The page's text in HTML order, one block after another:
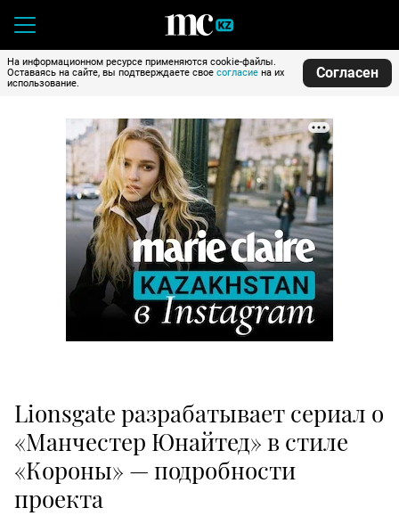
На информационном ресурсе применяются cookie-файлы.
Оставаясь на сайте, вы подтверждаете свое согласие на их
использование.
Согласен
Lionsgate разрабатывает сериал о
«Манчестер Юнайтед» в стиле
«Короны» — подробности
проекта